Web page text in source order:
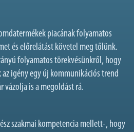
piacának folyamatos
és előrelátást követel meg tőlünk.
folyamatos törekvésünkről, hogy
igény egy új kommunikációs trend
vázolja is a megoldást rá.
szakmai kompetencia mellett-, hogy